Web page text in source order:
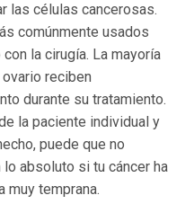
las células cancerosas.
comúnmente usados
la cirugía. La mayoría
reciben
durante su tratamiento.
la paciente individual y
puede que no
absoluto si tu cáncer ha
muy temprana.